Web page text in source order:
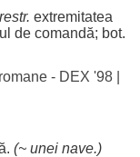
extremitatea
de comandă; bot.
- DEX '98|
. (~ unei nave.)